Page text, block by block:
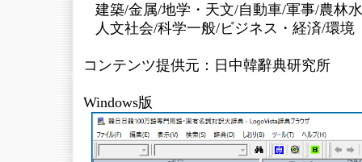
建築/金属/地学・天文/自動車/軍事/農林
人文社会/科学一般/ビジネス・経済/環境
コンテンツ提供元：日中韓辭典研究所
Windows版